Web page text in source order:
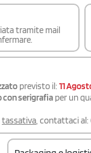
tramite mail
previsto il: 11
con serigrafia per un
tassativa , contattaci al: